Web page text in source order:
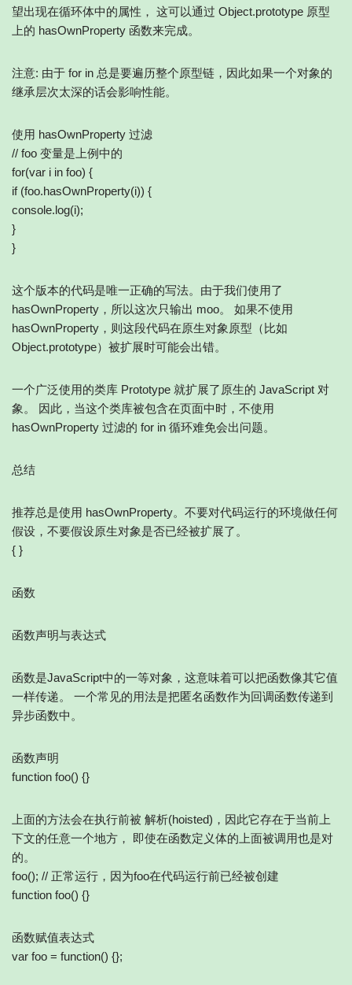
望出现在循环体中的属性， 这可以通过 Object.prototype 原型
上的 hasOwnProperty 函数来完成。
注意: 由于 for in 总是要遍历整个原型链，因此如果一个对象的
继承层次太深的话会影响性能。
使用 hasOwnProperty 过滤
// foo 变量是上例中的
for(var i in foo) {
if (foo.hasOwnProperty(i)) {
console.log(i);
}
}
这个版本的代码是唯一正确的写法。由于我们使用了
hasOwnProperty，所以这次只输出 moo。 如果不使用
hasOwnProperty，则这段代码在原生对象原型（比如
Object.prototype）被扩展时可能会出错。
一个广泛使用的类库 Prototype 就扩展了原生的 JavaScript 对
象。 因此，当这个类库被包含在页面中时，不使用
hasOwnProperty 过滤的 for in 循环难免会出问题。
总结
推荐总是使用 hasOwnProperty。不要对代码运行的环境做任何
假设，不要假设原生对象是否已经被扩展了。
{ }
函数
函数声明与表达式
函数是JavaScript中的一等对象，这意味着可以把函数像其它值
一样传递。 一个常见的用法是把匿名函数作为回调函数传递到
异步函数中。
函数声明
function foo() {}
上面的方法会在执行前被 解析(hoisted)，因此它存在于当前上
下文的任意一个地方， 即使在函数定义体的上面被调用也是对
的。
foo(); // 正常运行，因为foo在代码运行前已经被创建
function foo() {}
函数赋值表达式
var foo = function() {};